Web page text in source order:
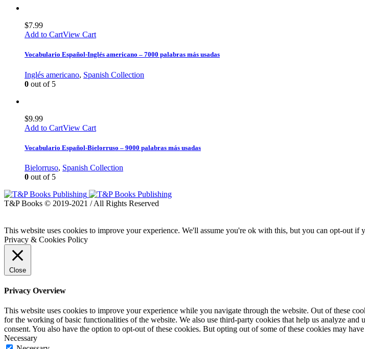
$7.99
Add to CartView Cart
Vocabulario Español-Inglés americano – 7000 palabras más usadas
Inglés americano, Spanish Collection
0 out of 5
$9.99
Add to CartView Cart
Vocabulario Español-Bielorruso – 9000 palabras más usadas
Bielorruso, Spanish Collection
0 out of 5
T&P Books © 2019-2021 / All Rights Reserved
This website uses cookies to improve your experience. We'll assume you're ok with this, but you can opt-out if
Privacy & Cookies Policy
Close
Privacy Overview
This website uses cookies to improve your experience while you navigate through the website. Out of these
for the working of basic functionalities of the website. We also use third-party cookies that help us analyze
consent. You also have the option to opt-out of these cookies. But opting out of some of these cookies may
Necessary